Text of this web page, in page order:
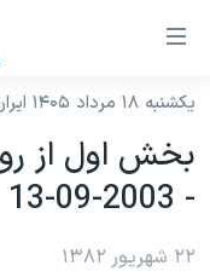
لینکهای
دسترسی
جهش
محتوای
اصلی
نسخه سبک
موضوع ها
ایران
برنامه های تلویزیونی
یکشنبه ۱۸ مرداد ۱۴۰۵ ایران ۱۲:۳۲
- 2003-09-13
۲۲ شهریور ۱۳۸۲